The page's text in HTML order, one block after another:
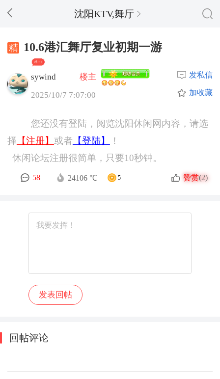
沈阳KTV,舞厅
10.6港汇舞厅复业初期一游
精 + 3
sywind
楼主
2025/10/7 7:07:00
发私信
加收藏
您还没有登陆，阅览沈阳休闲网内容，请选
择 【注册】 或者 【登陆】
！
休闲论坛注册很简单，只要10秒钟。
58 24106 ℃ 5 赞赏(2)
回帖评论